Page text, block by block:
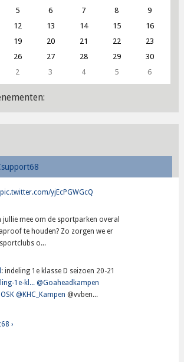
5 6 7 8
9
12 13 14 15
16
19 20 21 22
23
26 27 28 29
30
2 3 4 5 6
pic.twitter.com/yjEcPGWGcQ
jullie mee om de sportparken overal
te houden? Zo zorgen we er
o...
: indeling 1e klasse D seizoen 20-21
1e-kl... @Goaheadkampen
@KHC_Kampen @vvben...
›